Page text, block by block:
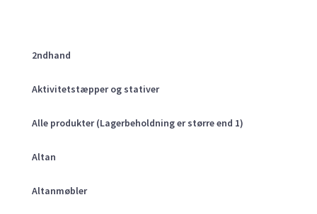
2ndhand
Aktivitetstæpper og stativer
Alle produkter (Lagerbeholdning er større end 1)
Altan
Altanmøbler